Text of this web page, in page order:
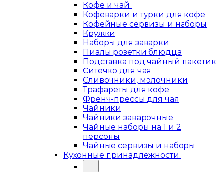
Кофе и чай
Кофеварки и турки для кофе
Кофейные сервизы и наборы
Кружки
Наборы для заварки
Пиалы розетки блюдца
Подставка под чайный пакетик
Ситечко для чая
Сливочники, молочники
Трафареты для кофе
Френч-прессы для чая
Чайники
Чайники заварочные
Чайные наборы на 1 и 2
персоны
Чайные сервизы и наборы
Кухонные принадлежности